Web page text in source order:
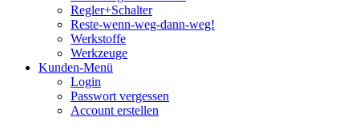
Regler+Schalter
Reste-wenn-weg-dann-weg!
Werkstoffe
Werkzeuge
Kunden-Menü
Login
Passwort vergessen
Account erstellen